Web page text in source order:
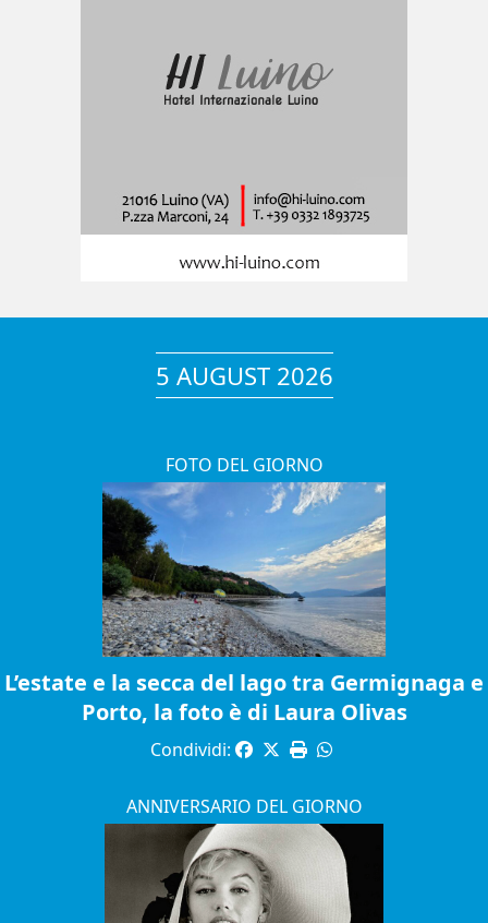
5 AUGUST 2026
FOTO DEL GIORNO
L’estate e la secca del lago tra Germignaga e
Porto, la foto è di Laura Olivas
Condividi:
ANNIVERSARIO DEL GIORNO